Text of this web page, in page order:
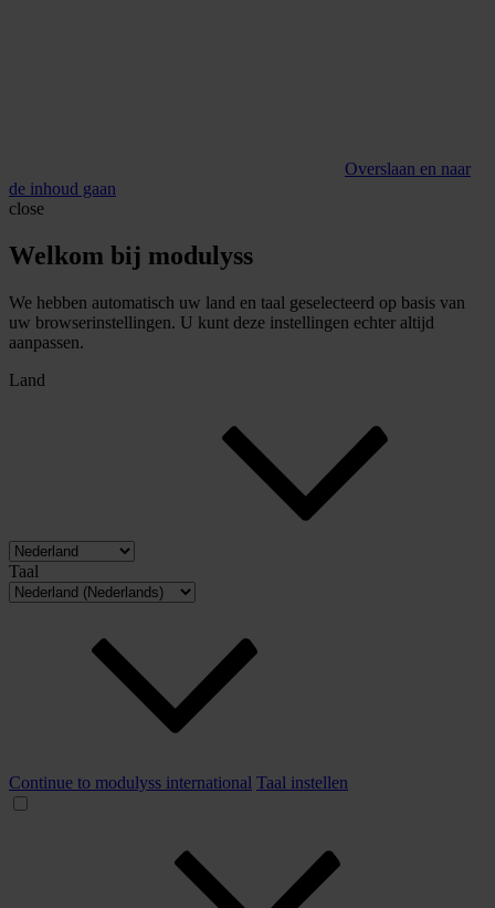
Overslaan en naar
de inhoud gaan
close
Welkom bij modulyss
We hebben automatisch uw land en taal geselecteerd op basis van
uw browserinstellingen. U kunt deze instellingen echter altijd
aanpassen.
Land
Taal
Continue to modulyss international Taal instellen